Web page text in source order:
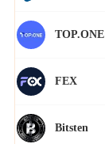
TOP.ONE
FEX
Bitsten